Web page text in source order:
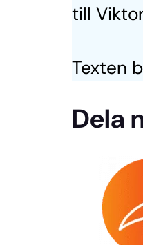
till
Texten
Dela